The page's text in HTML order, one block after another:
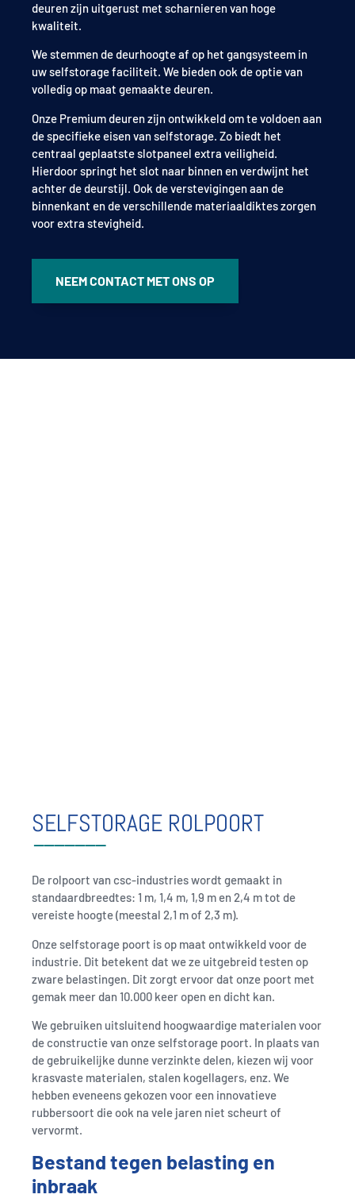
deuren zijn uitgerust met scharnieren van hoge
kwaliteit.
We stemmen de deurhoogte af op het gangsysteem in
uw selfstorage faciliteit. We bieden ook de optie van
volledig op maat gemaakte deuren.
Onze Premium deuren zijn ontwikkeld om te voldoen aan
de specifieke eisen van selfstorage. Zo biedt het
centraal geplaatste slotpaneel extra veiligheid.
Hierdoor springt het slot naar binnen en verdwijnt het
achter de deurstijl. Ook de verstevigingen aan de
binnenkant en de verschillende materiaaldiktes zorgen
voor extra stevigheid.
NEEM CONTACT MET ONS OP
SELFSTORAGE ROLPOORT
De rolpoort van csc-industries wordt gemaakt in
standaardbreedtes: 1 m, 1,4 m, 1,9 m en 2,4 m tot de
vereiste hoogte (meestal 2,1 m of 2,3 m).
Onze selfstorage poort is op maat ontwikkeld voor de
industrie. Dit betekent dat we ze uitgebreid testen op
zware belastingen. Dit zorgt ervoor dat onze poort met
gemak meer dan 10.000 keer open en dicht kan.
We gebruiken uitsluitend hoogwaardige materialen voor
de constructie van onze selfstorage poort. In plaats van
de gebruikelijke dunne verzinkte delen, kiezen wij voor
krasvaste materialen, stalen kogellagers, enz. We
hebben eveneens gekozen voor een innovatieve
rubbersoort die ook na vele jaren niet scheurt of
vervormt.
Bestand tegen belasting en
inbraak